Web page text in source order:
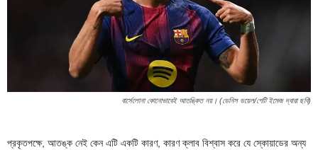
বার্সেলোনা কোনোভাবেই আতঙ্কিত নয়। (ডেনিস ডয়েল/গেটি ইমেজ দ্বারা ছবি)
প্রকৃতপক্ষে, আতঙ্ক নেই কেন এটি একটি কারণ, কারণ ক্লাব বিশ্বাস করে যে স্কোয়াডের অন্য